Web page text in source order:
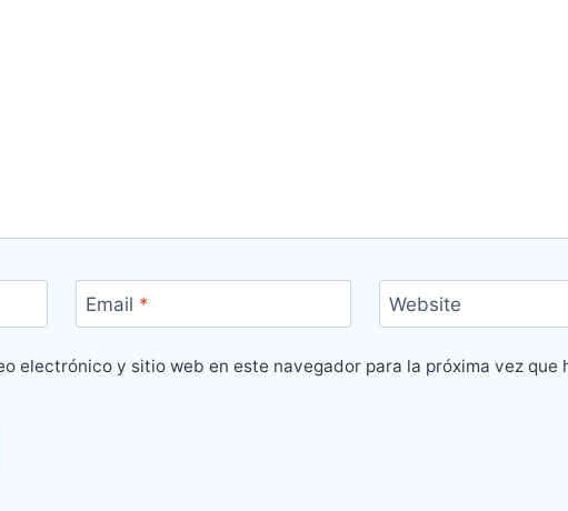
Email * Website
electrónico y sitio web en este navegador para la próxima vez que